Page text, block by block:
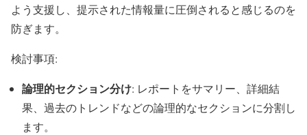
よう支援し、提示された情報量に圧倒されると感じるのを
防ぎます。
検討事項:
論理的セクション分け: レポートをサマリー、詳細結
果、過去のトレンドなどの論理的なセクションに分割し
ます。